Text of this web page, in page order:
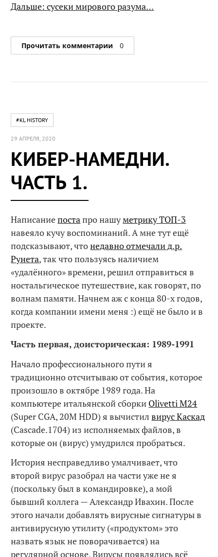
Дальше: сусеки мирового разума…
Прочитать комментарии 0
#KL HISTORY
29 АПРЕЛЯ, 2020
КИБЕР-НАМЕДНИ.
ЧАСТЬ 1.
Написаниепостапро нашуметрику ТОП-3
навеяло кучу воспоминаний. А мне тут ещё
подсказывают, чтонедавно отмечали д.р.
Рунета, так что пользуясь наличием
«удалённого» времени, решил отправиться в
ностальгическое путешествие, как говорят, по
волнам памяти. Начнем аж с конца 80-х годов,
когда компании имени меня :) ещё не было и в
проекте.
Часть первая, доисторическая: 1989-1991
Начало профессионального пути я
традиционно отсчитываю от события, которое
произошло в октябре 1989 года. На
компьютере итальянской сборки Olivetti M24
(Super CGA, 20M HDD) я вычистилвирус Каскад
(Cascade.1704) из исполняемых файлов, в
которые он (вирус) умудрился пробраться.
История несправедливо умалчивает, что
второй вирус разобрал на части уже не я
(поскольку был в командировке), а мой
бывший коллега — Александр Ивахин. После
этого начали добавлять вирусные сигнатуры в
антивирусную утилиту («продуктом» это
назвать язык не поворачивается) на
регулярной основе. Вирусы появлялись всё